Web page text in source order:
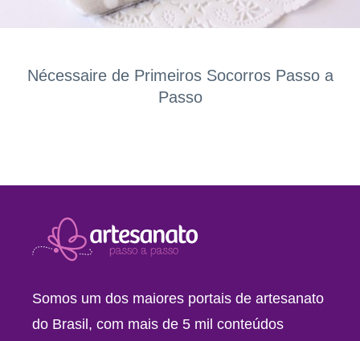
Nécessaire de Primeiros Socorros Passo a
Passo
Somos um dos maiores portais de artesanato
do Brasil, com mais de 5 mil conteúdos